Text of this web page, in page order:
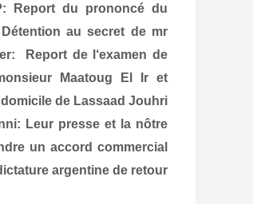
Report du prononcé du
au secret de mr
Report de l‘examen de
Maatoug El Ir et
de Lassaad Jouhri
Leur presse et la nôtre
un accord commercial
argentine de retour